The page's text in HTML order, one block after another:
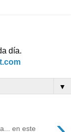
día.
▼
en este